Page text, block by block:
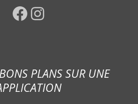
Facebook Instagram
PLANS SUR UNE